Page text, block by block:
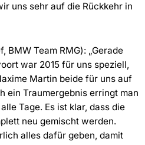
uns sehr auf die Rückkehr in
BMW Team RMG): „Gerade
war 2015 für uns speziell,
Martin beide für uns auf
ein Traumergebnis erringt man
Tage. Es ist klar, dass die
neu gemischt werden.
alles dafür geben, damit